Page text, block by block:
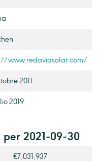
www.redaviasolar.com/
2011
2019
2021-09-30
€7,031,937